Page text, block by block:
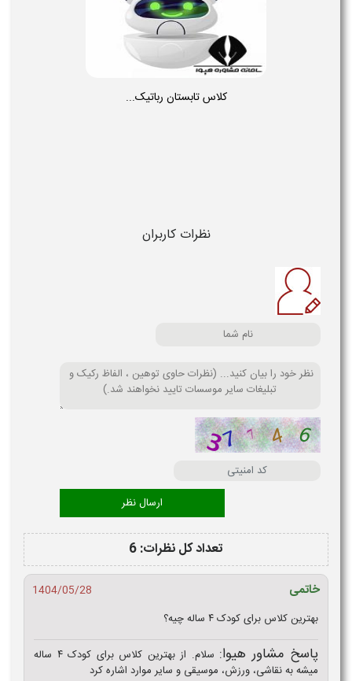
کلاس تابستان رباتیک...
نظرات کاربران
تعداد کل نظرات: 6
خاتمی
1404/05/28
بهترین کلاس برای کودک ۴ ساله چیه؟
پاسخ مشاور هیوا:
سلام. از بهترین کلاس برای کودک ۴ ساله
میشه به نقاشی، ورزش، موسیقی و سایر موارد اشاره کرد